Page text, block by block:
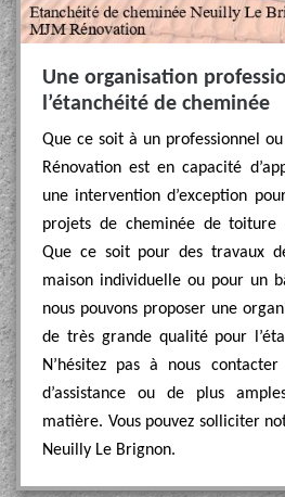
Une organisation
l’étanchéité de cheminée
Que ce soit à un professionnel
Rénovation est en capacité
une intervention d’exception
projets de cheminée de toiture
Que ce soit pour des travaux
maison individuelle ou pour un
nous pouvons proposer une
de très grande qualité pour
N’hésitez pas à nous
d’assistance ou de plus
matière. Vous pouvez solliciter
Neuilly Le Brignon.